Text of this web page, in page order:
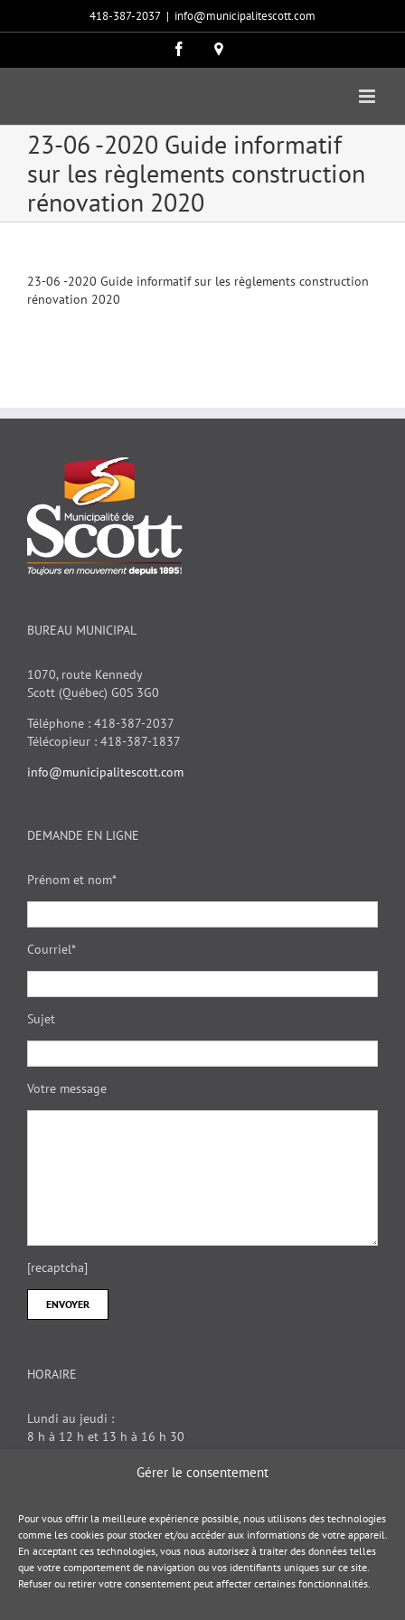
Gérer le consentement
Pour vous offrir la meilleure expérience possible, nous utilisons des technologies
comme les cookies pour stocker et/ou accéder aux informations de votre appareil.
En acceptant ces technologies, vous nous autorisez à traiter des données telles
que votre comportement de navigation ou vos identifiants uniques sur ce site.
Refuser ou retirer votre consentement peut affecter certaines fonctionnalités.
418-387-2037 | info@municipalitescott.com
Facebook
Carte
23-06 -2020 Guide informatif
sur les règlements construction
rénovation 2020
23-06 -2020 Guide informatif sur les règlements construction
rénovation 2020
BUREAU MUNICIPAL
1070, route Kennedy
Scott (Québec) G0S 3G0
Téléphone : 418-387-2037
Télécopieur : 418-387-1837
info@municipalitescott.com
DEMANDE EN LIGNE
Prénom et nom*
Courriel*
Sujet
Votre message
[recaptcha]
HORAIRE
Lundi au jeudi :
8 h à 12 h et 13 h à 16 h 30
DOCUMENT JURIDIQUE
Politique de cookies